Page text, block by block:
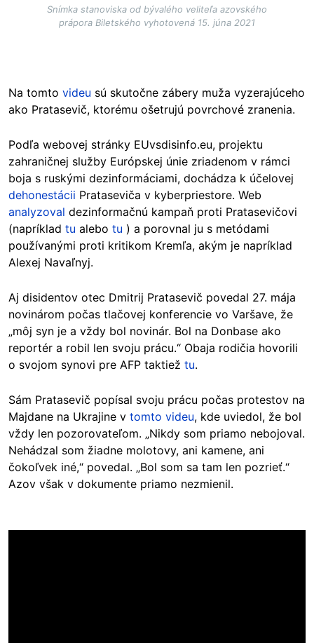
Snímka stanoviska od bývalého veliteľa azovského
prápora Biletského vyhotovená 15. júna 2021
Na tomto videu sú skutočne zábery muža vyzerajúceho
ako Pratasevič, ktorému ošetrujú povrchové zranenia.
Podľa webovej stránky EUvsdisinfo.eu, projektu
zahraničnej služby Európskej únie zriadenom v rámci
boja s ruskými dezinformáciami, dochádza k účelovej
dehonestácii Prataseviča v kyberpriestore. Web
analyzoval dezinformačnú kampaň proti Pratasevičovi
(napríklad tu alebo tu ) a porovnal ju s metódami
používanými proti kritikom Kremľa, akým je napríklad
Alexej Navaľnyj.
Aj disidentov otec Dmitrij Pratasevič povedal 27. mája
novinárom počas tlačovej konferencie vo Varšave, že
„môj syn je a vždy bol novinár. Bol na Donbase ako
reportér a robil len svoju prácu.“ Obaja rodičia hovorili
o svojom synovi pre AFP taktiež tu.
Sám Pratasevič popísal svoju prácu počas protestov na
Majdane na Ukrajine v tomto videu, kde uviedol, že bol
vždy len pozorovateľom. „Nikdy som priamo nebojoval.
Nehádzal som žiadne molotovy, ani kamene, ani
čokoľvek iné,“ povedal. „Bol som sa tam len pozrieť.“
Azov však v dokumente priamo nezmienil.